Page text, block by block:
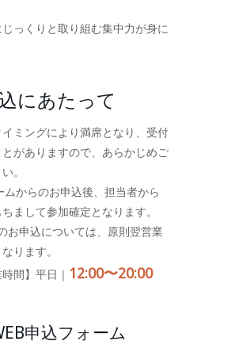
っくりと取り組む集中力が身に
にあたって
ミングにより満席となり、受付
がありますので、あらかじめご
。
ムからのお申込後、担当者から
まして参加確定となります。
お申込については、原則翌営業
ります。
時間】平日｜ 12:00〜20:00
申込フォーム